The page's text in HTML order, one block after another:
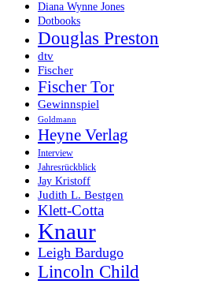
Diana Wynne Jones
Dotbooks
Douglas Preston
dtv
Fischer
Fischer Tor
Gewinnspiel
Goldmann
Heyne Verlag
Interview
Jahresrückblick
Jay Kristoff
Judith L. Bestgen
Klett-Cotta
Knaur
Leigh Bardugo
Lincoln Child